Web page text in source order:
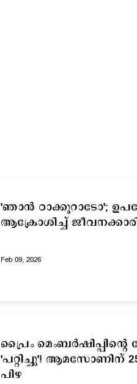
'ഞാന്‍ ഠാക്കൂറാടോ';
ആക്രോശിച്ച്
Feb 09, 2026
പ്രൈം
'പറ്റിച്ചു'! ആമസോണിന്
പിഴ